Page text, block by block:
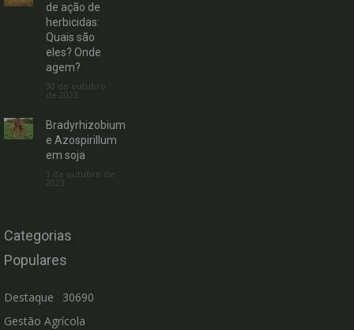
de ação de
herbicidas:
Quais são
eles? Onde
agem?
30 de outubro
de 2023
Bradyrhizobium
e Azospirillum
em soja
3 de outubro de
2023
Categorias
Populares
Destaque
30690
Gestão Agrícola